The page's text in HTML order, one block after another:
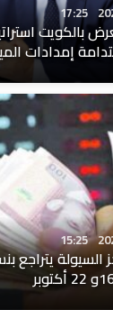
17:25
بالكويت
إمدادات
15:25